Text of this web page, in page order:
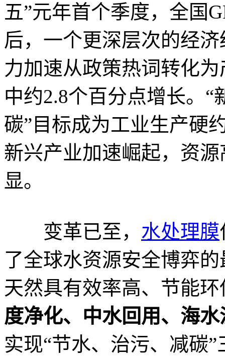
五”元年首个季度，全国
后，一个更深层次的经
力加速从政策热词转化
中约2.8个百分点增长。“
碳”目标成为工业生产硬
新兴产业加速崛起，资
显。
变革已至， 水处理膜
了全球水资源安全博弈
天然具有效率高、节能
度净化、中水回用、海
实现“节水、治污、减碳